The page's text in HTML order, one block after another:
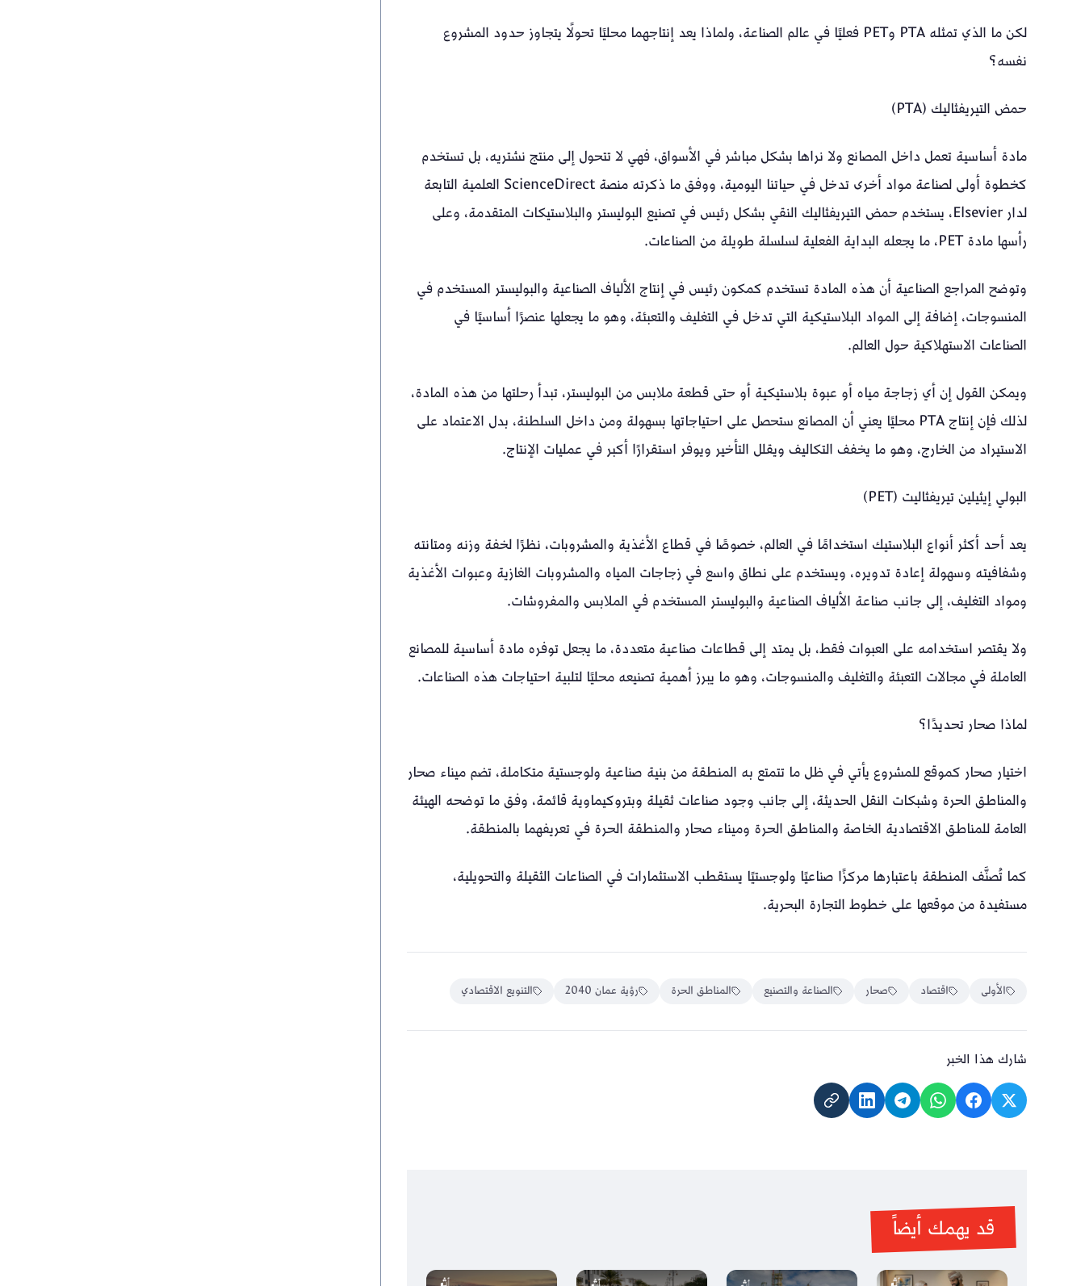
لكن ما الذي تمثله PTA وPET فعليًا في عالم الصناعة، ولماذا يعد إنتاجهما محليًا تحولًا يتجاوز حدود المشروع
نفسه؟
حمض التيريفثاليك (PTA)
مادة أساسية تعمل داخل المصانع ولا نراها بشكل مباشر في الأسواق، فهي لا تتحول إلى منتج نشتريه، بل تستخدم
كخطوة أولى لصناعة مواد أخرى تدخل في حياتنا اليومية، ووفق ما ذكرته منصة ScienceDirect العلمية التابعة
لدار Elsevier، يستخدم حمض التيريفثاليك النقي بشكل رئيس في تصنيع البوليستر والبلاستيكات المتقدمة، وعلى
رأسها مادة PET، ما يجعله البداية الفعلية لسلسلة طويلة من الصناعات.
وتوضح المراجع الصناعية أن هذه المادة تستخدم كمكون رئيس في إنتاج الألياف الصناعية والبوليستر المستخدم في
المنسوجات، إضافة إلى المواد البلاستيكية التي تدخل في التغليف والتعبئة، وهو ما يجعلها عنصرًا أساسيًا في
الصناعات الاستهلاكية حول العالم.
ويمكن القول إن أي زجاجة مياه أو عبوة بلاستيكية أو حتى قطعة ملابس من البوليستر، تبدأ رحلتها من هذه المادة،
لذلك فإن إنتاج PTA محليًا يعني أن المصانع ستحصل على احتياجاتها بسهولة ومن داخل السلطنة، بدل الاعتماد على
الاستيراد من الخارج، وهو ما يخفف التكاليف ويقلل التأخير ويوفر استقرارًا أكبر في عمليات الإنتاج.
البولي إيثيلين تيريفثاليت (PET)
يعد أحد أكثر أنواع البلاستيك استخدامًا في العالم، خصوصًا في قطاع الأغذية والمشروبات، نظرًا لخفة وزنه ومتانته
وشفافيته وسهولة إعادة تدويره، ويستخدم على نطاق واسع في زجاجات المياه والمشروبات الغازية وعبوات الأغذية
ومواد التغليف، إلى جانب صناعة الألياف الصناعية والبوليستر المستخدم في الملابس والمفروشات.
ولا يقتصر استخدامه على العبوات فقط، بل يمتد إلى قطاعات صناعية متعددة، ما يجعل توفره مادة أساسية للمصانع
العاملة في مجالات التعبئة والتغليف والمنسوجات، وهو ما يبرز أهمية تصنيعه محليًا لتلبية احتياجات هذه الصناعات.
لماذا صحار تحديدًا؟
اختيار صحار كموقع للمشروع يأتي في ظل ما تتمتع به المنطقة من بنية صناعية ولوجستية متكاملة، تضم ميناء صحار
والمناطق الحرة وشبكات النقل الحديثة، إلى جانب وجود صناعات ثقيلة وبتروكيماوية قائمة، وفق ما توضحه الهيئة
العامة للمناطق الاقتصادية الخاصة والمناطق الحرة وميناء صحار والمنطقة الحرة في تعريفهما بالمنطقة.
كما تُصنَّف المنطقة باعتبارها مركزًا صناعيًا ولوجستيًا يستقطب الاستثمارات في الصناعات الثقيلة والتحويلية،
مستفيدة من موقعها على خطوط التجارة البحرية.
الأولى اقتصاد صحار الصناعة والتصنيع المناطق الحرة رؤية عمان 2040 التنويع الاقتصادي
شارك هذا الخبر
قد يهمك أيضاً